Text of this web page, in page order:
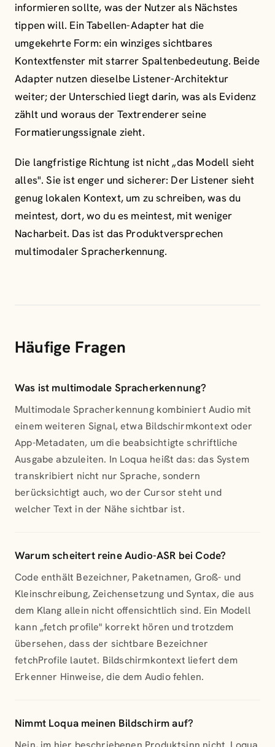
informieren sollte, was der Nutzer als Nächstes
tippen will. Ein Tabellen-Adapter hat die
umgekehrte Form: ein winziges sichtbares
Kontextfenster mit starrer Spaltenbedeutung. Beide
Adapter nutzen dieselbe Listener-Architektur
weiter; der Unterschied liegt darin, was als Evidenz
zählt und woraus der Textrenderer seine
Formatierungssignale zieht.
Die langfristige Richtung ist nicht „das Modell sieht
alles". Sie ist enger und sicherer: Der Listener sieht
genug lokalen Kontext, um zu schreiben, was du
meintest, dort, wo du es meintest, mit weniger
Nacharbeit. Das ist das Produktversprechen
multimodaler Spracherkennung.
Häufige Fragen
Was ist multimodale Spracherkennung?
Multimodale Spracherkennung kombiniert Audio mit
einem weiteren Signal, etwa Bildschirmkontext oder
App-Metadaten, um die beabsichtigte schriftliche
Ausgabe abzuleiten. In Loqua heißt das: das System
transkribiert nicht nur Sprache, sondern
berücksichtigt auch, wo der Cursor steht und
welcher Text in der Nähe sichtbar ist.
Warum scheitert reine Audio-ASR bei Code?
Code enthält Bezeichner, Paketnamen, Groß- und
Kleinschreibung, Zeichensetzung und Syntax, die aus
dem Klang allein nicht offensichtlich sind. Ein Modell
kann „fetch profile" korrekt hören und trotzdem
übersehen, dass der sichtbare Bezeichner
fetchProfile lautet. Bildschirmkontext liefert dem
Erkenner Hinweise, die dem Audio fehlen.
Nimmt Loqua meinen Bildschirm auf?